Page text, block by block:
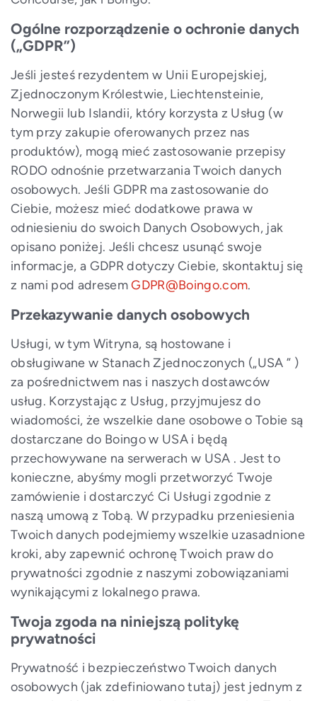
Ogólne rozporządzenie o ochronie danych
(„GDPR”)
Jeśli jesteś rezydentem w Unii Europejskiej,
Zjednoczonym Królestwie, Liechtensteinie,
Norwegii lub Islandii, który korzysta z Usług (w
tym przy zakupie oferowanych przez nas
produktów), mogą mieć zastosowanie przepisy
RODO odnośnie przetwarzania Twoich danych
osobowych. Jeśli GDPR ma zastosowanie do
Ciebie, możesz mieć dodatkowe prawa w
odniesieniu do swoich Danych Osobowych, jak
opisano poniżej. Jeśli chcesz usunąć swoje
informacje, a GDPR dotyczy Ciebie, skontaktuj się
z nami pod adresemGDPR@Boingo.com.
Przekazywanie danych osobowych
Usługi, w tym Witryna, są hostowane i
obsługiwane w Stanach Zjednoczonych („USA ” )
za pośrednictwem nas i naszych dostawców
usług. Korzystając z Usług, przyjmujesz do
wiadomości, że wszelkie dane osobowe o Tobie są
dostarczane do Boingo w USA i będą
przechowywane na serwerach w USA . Jest to
konieczne, abyśmy mogli przetworzyć Twoje
zamówienie i dostarczyć Ci Usługi zgodnie z
naszą umową z Tobą. W przypadku przeniesienia
Twoich danych podejmiemy wszelkie uzasadnione
kroki, aby zapewnić ochronę Twoich praw do
prywatności zgodnie z naszymi zobowiązaniami
wynikającymi z lokalnego prawa.
Twoja zgoda na niniejszą politykę
prywatności
Prywatność i bezpieczeństwo Twoich danych
osobowych (jak zdefiniowano tutaj) jest jednym z